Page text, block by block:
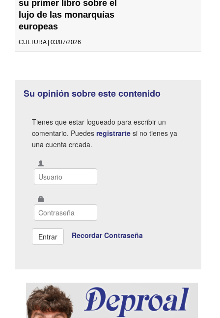
su primer libro sobre el
lujo de las monarquías
europeas
CULTURA | 03/07/2026
Su opinión sobre este contenido
Tienes que estar logueado para escribir un
comentario. Puedes registrarte si no tienes ya
una cuenta creada.
Recordar Contraseña